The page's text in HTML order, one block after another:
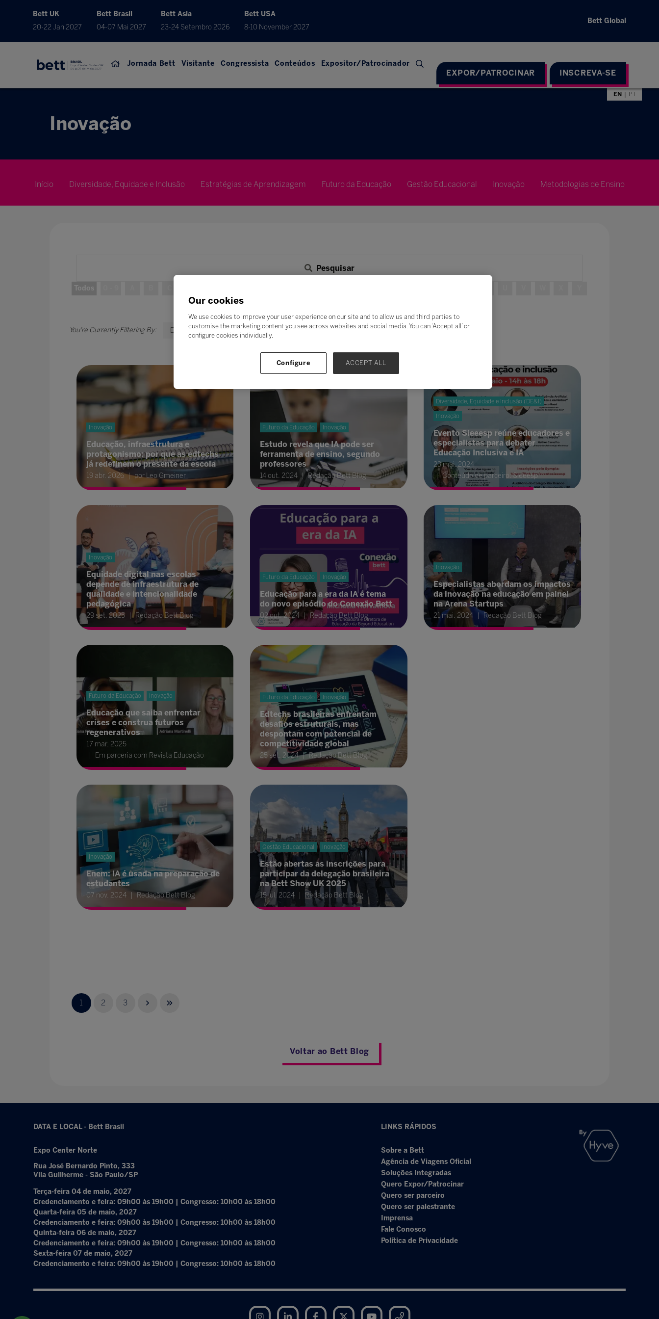
Bett UK
20-22 Jan 2027
Bett Brasil
04-07 Mai 2027
Bett Asia
23-24 Setembro 2026
Bett USA
8-10 November 2027
Bett Global
Jornada Bett Visitante Congressista Conteúdos Expositor/Patrocinador
EXPOR/PATROCINAR INSCREVA-SE
EN PT
Inovação
Início Diversidade, Equidade e Inclusão Estratégias de Aprendizagem Futuro da Educação Gestão Educacional Inovação Metodologias de Ensino
Pesquisar
Todos
E
Inovação
Educação, infraestrutura e
protagonismo: por que as edtechs
já redefinem o presente da escola
19 abr. 2026 por Leo Gmeiner
Inovação
Equidade digital nas escolas
depende de infraestrutura de
qualidade e intencionalidade
pedagógica
29 set. 2025 Redação Bett Blog
Futuro da Educação Inovação
Educação que saiba enfrentar
crises e construa futuros
regenerativos
17 mar. 2025
Em parceria com Revista Educação
Inovação
Enem: IA é usada na preparação de
estudantes
07 nov. 2024 Redação Bett Blog
Futuro da Educação Inovação
Estudo revela que IA pode ser
ferramenta de ensino, segundo
professores
14 out. 2024 Redação Bett Blog
Futuro da Educação Inovação
Educação para a era da IA é tema
do novo episódio do Conexão Bett
02 out. 2024 Redação Bett Blog
Futuro da Educação Inovação
Edtechs brasileiras enfrentam
desafios estruturais, mas
despontam com potencial de
competitividade global
25 set. 2024 Redação Bett Blog
Gestão Educacional Inovação
Estão abertas as inscrições para
participar da delegação brasileira
na Bett Show UK 2025
15 jul. 2024 Redação Bett Blog
Diversidade, Equidade e Inclusão (DE&I)
Inovação
Evento Sieeesp reúne educadores e
especialistas para debater
Educação Inclusiva e IA
23 mai. 2024
Conteúdo de parceiro: Sieeesp
Inovação
Especialistas abordam os impactos
da inovação na educação em painel
na Arena Startups
21 mai. 2024 Redação Bett Blog
1 2 3
Voltar ao Bett Blog
DATA E LOCAL - Bett Brasil
Expo Center Norte
Rua José Bernardo Pinto, 333
Vila Guilherme - São Paulo/SP
Terça-feira 04 de maio, 2027
Credenciamento e feira: 09h00 às 19h00 | Congresso: 10h00 às 18h00
Quarta-feira 05 de maio, 2027
Credenciamento e feira: 09h00 às 19h00 | Congresso: 10h00 às 18h00
Quinta-feira 06 de maio, 2027
Credenciamento e feira: 09h00 às 19h00 | Congresso: 10h00 às 18h00
Sexta-feira 07 de maio, 2027
Credenciamento e feira: 09h00 às 19h00 | Congresso: 10h00 às 18h00
LINKS RÁPIDOS
Sobre a Bett
Agência de Viagens Oficial
Soluções Integradas
Quero Expor/Patrocinar
Quero ser parceiro
Quero ser palestrante
Imprensa
Fale Conosco
Política de Privacidade
Instagram LinkedIn Facebook Twitter YouTube
Our cookies
We use cookies to improve your user experience on our site and to allow us and third parties to
customise the marketing content you see across websites and social media. You can ‘Accept all’ or
configure cookies individually.
Configure ACCEPT ALL